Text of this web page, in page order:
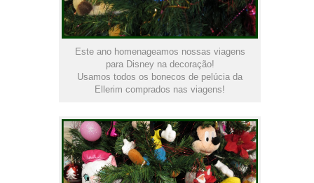
Este ano homenageamos nossas viagens
para Disney na decoração!
Usamos todos os bonecos de pelúcia da
Ellerim comprados nas viagens!